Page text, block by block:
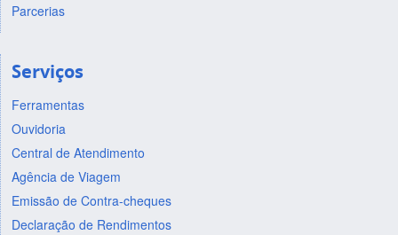
Parcerias
Serviços
Ferramentas
Ouvidoria
Central de Atendimento
Agência de Viagem
Emissão de Contra-cheques
Declaração de Rendimentos